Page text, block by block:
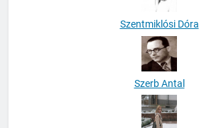
Szentmiklósi Dóra
Szerb Antal